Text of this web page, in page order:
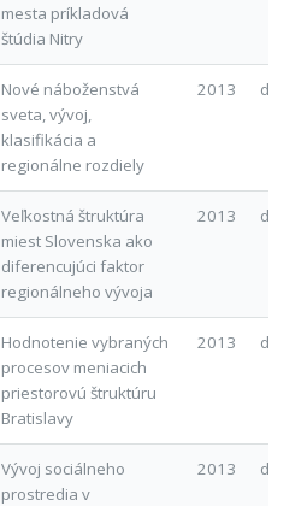
mesta príkladová
štúdia Nitry
Nové náboženstvá
sveta, vývoj,
klasifikácia a
regionálne rozdiely
2013 d
Veľkostná štruktúra
miest Slovenska ako
diferencujúci faktor
regionálneho vývoja
2013 d
Hodnotenie vybraných
procesov meniacich
priestorovú štruktúru
Bratislavy
2013 d
Vývoj sociálneho
prostredia v
2013 d